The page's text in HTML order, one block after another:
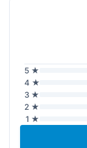
5 ★
4 ★
3 ★
2 ★
1 ★